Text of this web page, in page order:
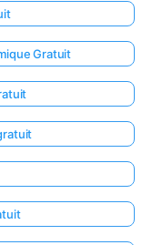
Gratuit